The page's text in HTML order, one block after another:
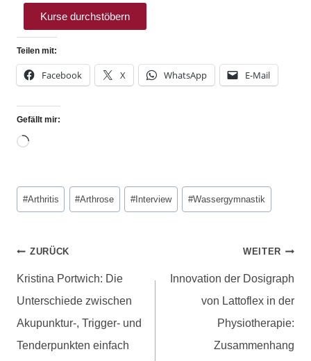
Kurse durchstöbern
Teilen mit:
Facebook X WhatsApp E-Mail
Gefällt mir:
#Arthritis #Arthrose #Interview #Wassergymnastik
ZURÜCK
Kristina Portwich: Die
Unterschiede zwischen
Akupunktur-, Trigger- und
Tenderpunkten einfach
WEITER
Innovation der Dosigraph
von Lattoflex in der
Physiotherapie:
Zusammenhang